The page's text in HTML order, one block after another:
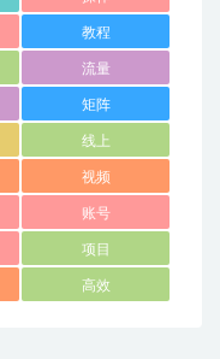
教程
流量
矩阵
线上
视频
账号
项目
高效